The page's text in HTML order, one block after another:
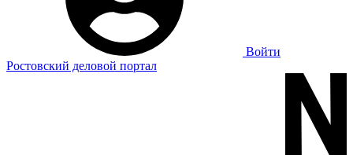
Войти
Ростовский деловой портал